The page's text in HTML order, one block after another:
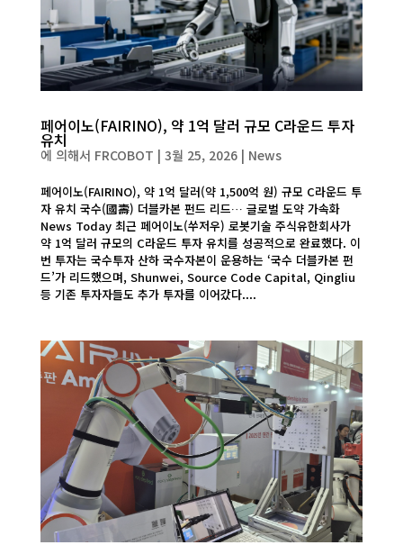
페어이노(FAIRINO), 약 1억 달러 규모 C라운드 투자
유치
에 의해서 FRCOBOT | 3월 25, 2026| News
페어이노(FAIRINO), 약 1억 달러(약 1,500억 원) 규모 C라운드 투
자 유치 국수(國壽) 더블카본 펀드 리드… 글로벌 도약 가속화
News Today 최근 페어이노(쑤저우) 로봇기술 주식유한회사가
약 1억 달러 규모의 C라운드 투자 유치를 성공적으로 완료했다. 이
번 투자는 국수투자 산하 국수자본이 운용하는 ‘국수 더블카본 펀
드’가 리드했으며, Shunwei, Source Code Capital, Qingliu
등 기존 투자자들도 추가 투자를 이어갔다....